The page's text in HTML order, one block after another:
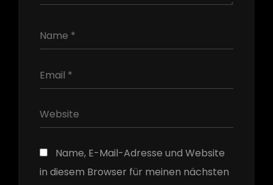
Name, E-Mail-Adresse und Website
in diesem Browser für meinen nächsten